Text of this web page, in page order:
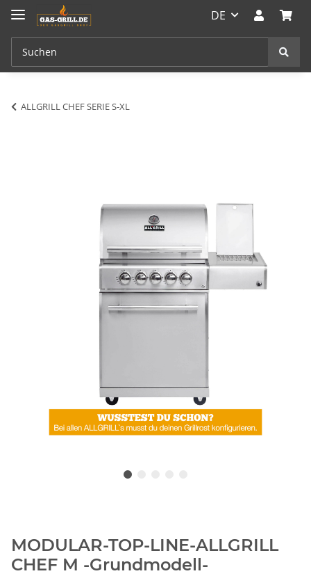
DE
ALLGRILL CHEF SERIE S-XL
MODULAR-TOP-LINE-ALLGRILL
CHEF M -Grundmodell-